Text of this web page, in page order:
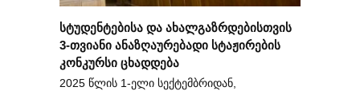
სტუდენტებისა და ახალგაზრდებისთვის
3-თვიანი ანაზღაურებადი სტაჟირების
კონკურსი ცხადდება
2025 წლის 1-ელი სექტემბრიდან,